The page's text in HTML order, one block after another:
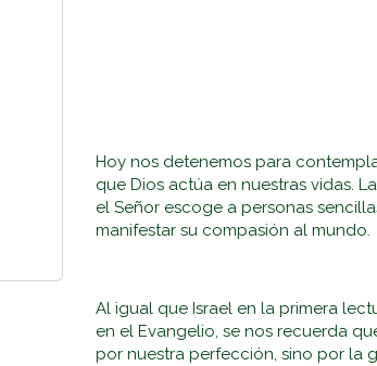
Hoy nos detenemos para
que Dios actúa en nuestras vidas.
el Señor escoge a personas
manifestar su compasión al mundo.
Al igual que Israel en la primera
en el Evangelio, se nos recuerda
por nuestra perfección, sino por la